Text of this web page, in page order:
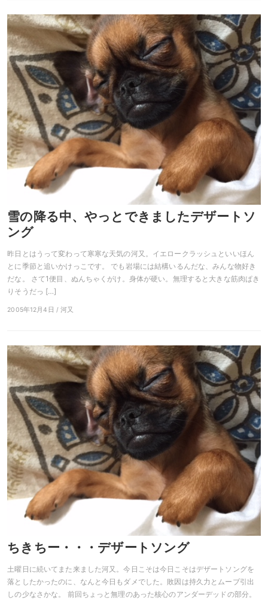
雪の降る中、やっとできましたデザートソ
ング
昨日とはうって変わって寒寒な天気の河又。イエロークラッシュといいほん
とに季節と追いかけっこです。 でも岩場には結構いるんだな、みんな物好き
だな。 さて1便目、ぬんちゃくがけ。身体が硬い。無理すると大きな筋肉ぱき
りそうだっ […]
2005年12月4日 / 河又
ちきちー・・・デザートソング
土曜日に続いてまた来ました河又。今日こそは今日こそはデザートソングを
落としたかったのに、なんと今日もダメでした。敗因は持久力とムーブ引出
しの少なさかな。 前回ちょっと無理のあった核心のアンダーデッドの部分。